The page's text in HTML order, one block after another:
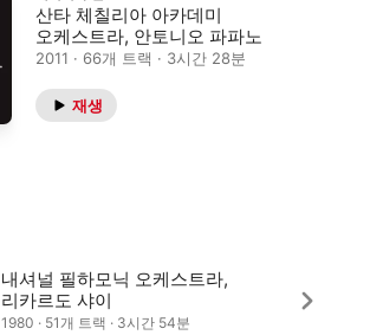
산타 체칠리아 아카데미
오케스트라, 안토니오 파파노
2011 · 66개 트랙 · 3시간 28분
재생
내셔널 필하모닉 오케스트라,
리카르도 샤이
1980 · 51개 트랙 · 3시간 54분